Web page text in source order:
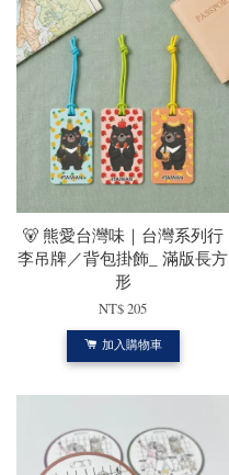
🐻 熊愛台灣味｜台灣系列行
李吊牌／背包掛飾_ 滿版長方
形
NT$ 205
加入購物車